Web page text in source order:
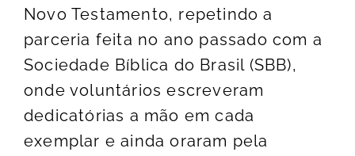
Novo Testamento, repetindo a
parceria feita no ano passado com a
Sociedade Bíblica do Brasil (SBB),
onde voluntários escreveram
dedicatórias a mão em cada
exemplar e ainda oraram pela